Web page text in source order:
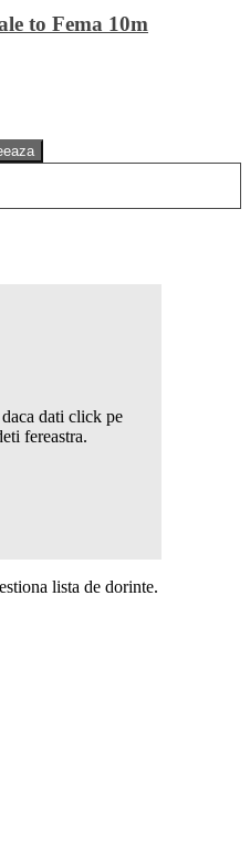
to Fema 10m
dati click pe
fereastra.
lista de dorinte.